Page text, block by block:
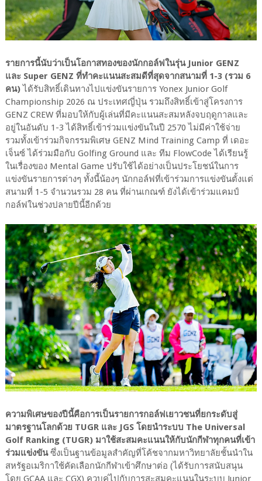
รายการนี้นับว่าเป็นโอกาสทองของนักกอล์ฟในรุ่น Junior GENZ
และ Super GENZ ที่ทำคะแนนสะสมดีที่สุดจากสนามที่ 1-3 (รวม 6
คน)ได้รับสิทธิ์เดินทางไปแข่งขันรายการ Yonex Junior Golf
Championship 2026 ณ ประเทศญี่ปุ่น รวมถึงสิทธิ์เข้าสู่โครงการ
GENZ CREW ที่มอบให้กับผู้เล่นที่มีคะแนนสะสมหลังจบฤดูกาลและ
อยู่ในอันดับ 1-3 ได้สิทธิ์เข้าร่วมแข่งขันในปี 2570 ไม่มีค่าใช้จ่าย
รวมทั้งเข้าร่วมกิจกรรมพิเศษ GENZ Mind Training Camp ที่ เดอะ
เจ็นซ์ ได้ร่วมมือกับ Golfing Ground และ ทีม FlowCode ได้เรียนรู้
ในเรื่องของ Mental Game ปรับใช้ได้อย่างเป็นประโยชน์ในการ
แข่งขันรายการต่างๆ ทั้งนี้น้องๆ นักกอล์ฟที่เข้าร่วมการแข่งขันตั้งแต่
สนามที่ 1-5 จำนวนรวม 28 คน ที่ผ่านเกณฑ์ ยังได้เข้าร่วมแคมป์
กอล์ฟในช่วงปลายปีนี้อีกด้วย
ความพิเศษของปีนี้คือการเป็นรายการกอล์ฟเยาวชนที่ยกระดับสู่
มาตรฐานโลกด้วย TUGR และ JGS โดยนำระบบ The Universal
Golf Ranking (TUGR) มาใช้สะสมคะแนนให้กับนักกีฬาทุกคนที่เข้า
ร่วมแข่งขันซึ่งเป็นฐานข้อมูลสำคัญที่โค้ชจากมหาวิทยาลัยชั้นนำใน
สหรัฐอเมริกาใช้คัดเลือกนักกีฬาเข้าศึกษาต่อ (ได้รับการสนับสนุน
โดย GCAA และ CGX) ควบคู่ไปกับการสะสมคะแนนในระบบ Junior